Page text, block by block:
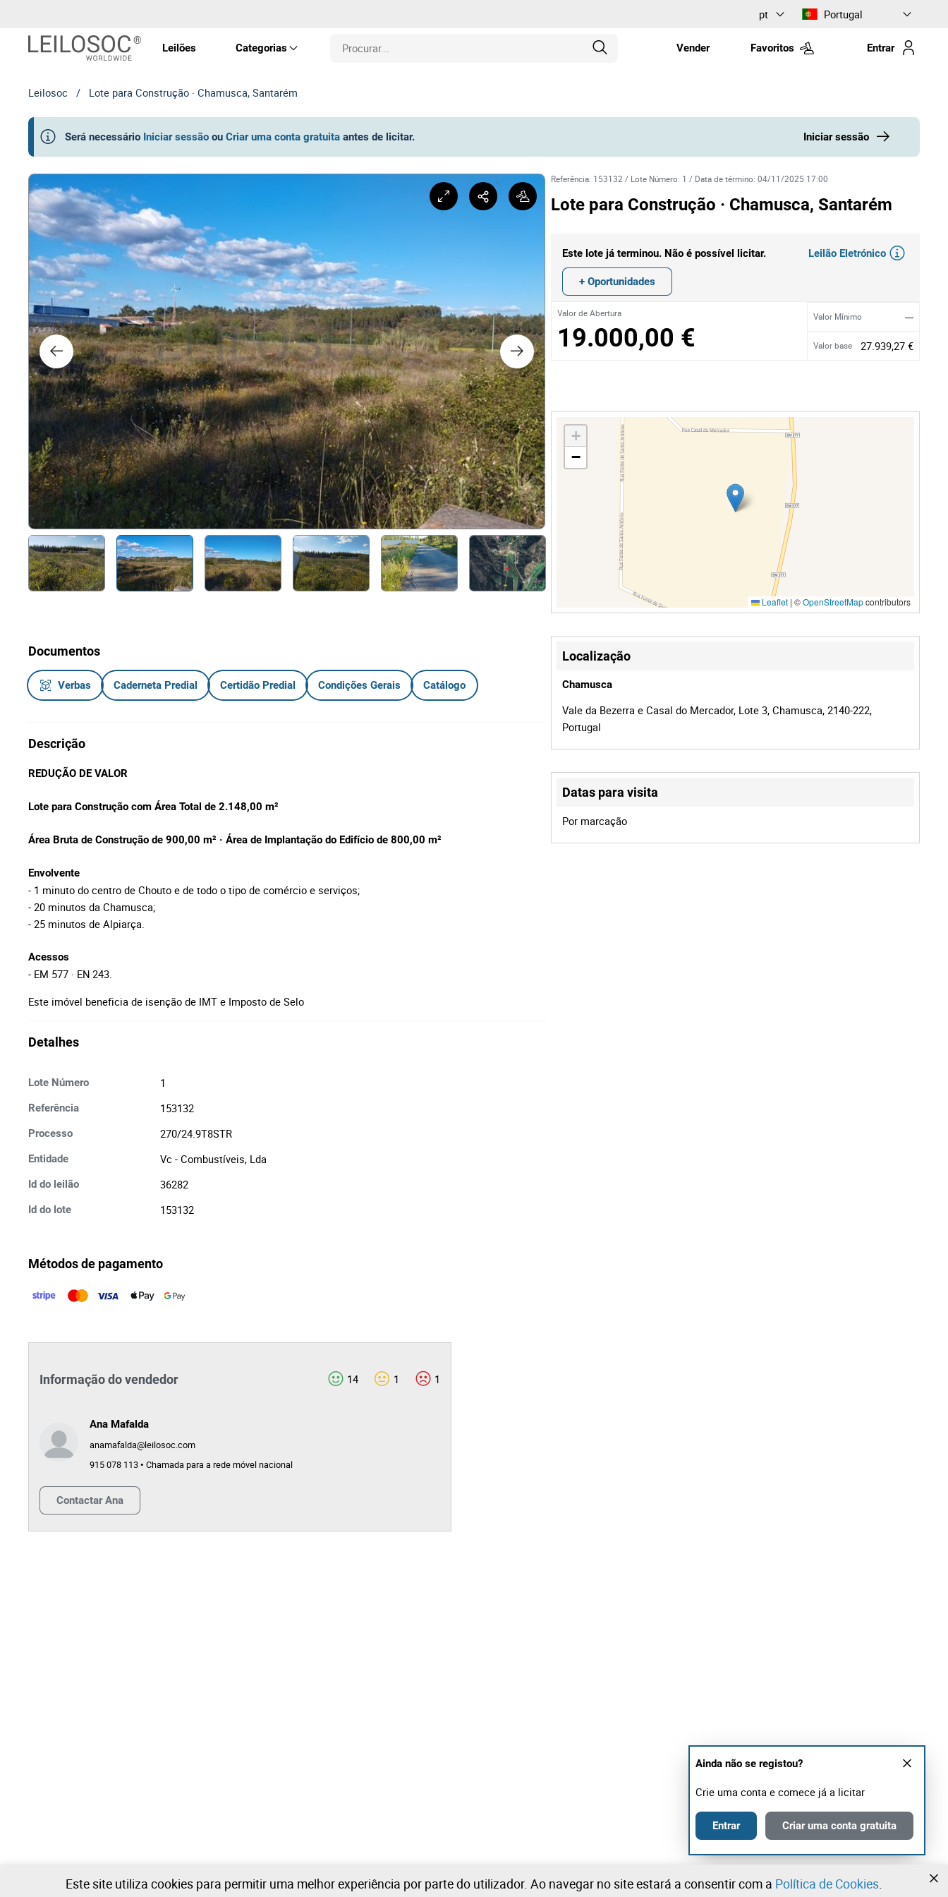
pt Portugal
Leilões Categorias
Imóveis
Veículos
Arte e Colecionáveis
Direitos
Tecnologia
Mobiliário e Decoração
Náutica
Outros
Vender Favoritos Entrar
Leilosoc / Lote para Construção · Chamusca, Santarém
Será necessário Iniciar sessão ou Criar uma conta gratuita antes de licitar. Iniciar sessão
Documentos
Verbas Caderneta Predial Certidão Predial Condições Gerais Catálogo
Descrição
REDUÇÃO DE VALOR
Lote para Construção com Área Total de 2.148,00 m²
Área Bruta de Construção de 900,00 m² · Área de Implantação do Edifício de 800,00 m²
Envolvente
- 1 minuto do centro de Chouto e de todo o tipo de comércio e serviços;
- 20 minutos da Chamusca;
- 25 minutos de Alpiarça.
Acessos
- EM 577 · EN 243.
Este imóvel beneficia de isenção de IMT e Imposto de Selo
Detalhes
Lote Número 1
Referência 153132
Processo 270/24.9T8STR
Entidade Vc - Combustíveis, Lda
Id do leilão 36282
Id do lote 153132
Referência: 153132 / Lote Número: 1 / Data de término:04/11/2025 17:00
Lote para Construção · Chamusca, Santarém
Este lote já terminou. Não é possível licitar. Leilão Eletrónico
+ Oportunidades
Valor de Abertura
19.000,00 €
Valor Mínimo ---
Valor base 27.939,27 €
+
−
Leaflet | ©OpenStreetMapcontributors
Localização
Chamusca
Vale da Bezerra e Casal do Mercador, Lote 3, Chamusca, 2140-222,
Portugal
Datas para visita
Por marcação
Métodos de pagamento
Informação do vendedor 14 1 1
Ana Mafalda
anamafalda@leilosoc.com
915 078 113 • Chamada para a rede móvel nacional
Contactar Ana
Ainda não se registou?
Crie uma conta e comece já a licitar
Entrar Criar uma conta gratuita
Este site utiliza cookies para permitir uma melhor experiência por parte do utilizador. Ao navegar no site estará a consentir com a Política de Cookies.